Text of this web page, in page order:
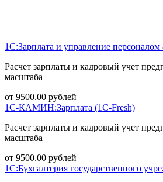
1С:Зарплата и управление
Расчет зарплаты и кадровый учет
масштаба
от 9500.00 рублей
1С-КАМИН:Зарплата (1С-Fresh)
Расчет зарплаты и кадровый учет
масштаба
от 9500.00 рублей
1С:Бухгалтерия государственного